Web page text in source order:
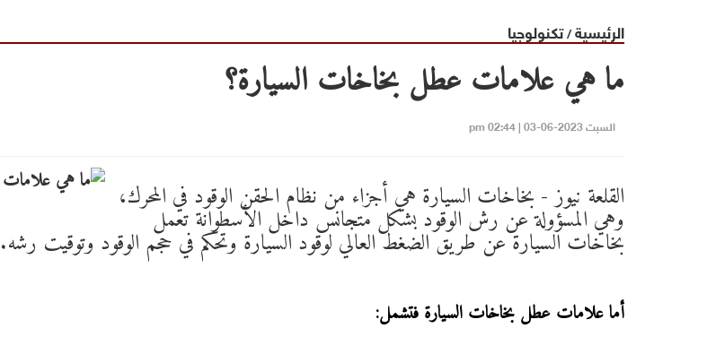
الرئيسية/تكنولوجيا
ما هي علامات عطل بخاخات السيارة؟
السبت 2023-06-03 | 02:44 pm
القلعة نيوز - بخاخات السيارة هي أجزاء من نظام الحقن الوقود في المحرك،
وهي المسؤولة عن رش الوقود بشكل متجانس داخل الأسطوانة تعمل
بخاخات السيارة عن طريق الضغط العالي لوقود السيارة وتحكم في حجم الوقود وتوقيت رشه.
أما علامات عطل بخاخات السيارة فتشمل: